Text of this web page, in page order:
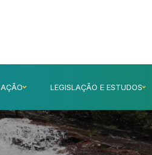
LEGISLAÇÃO E ESTUDOS